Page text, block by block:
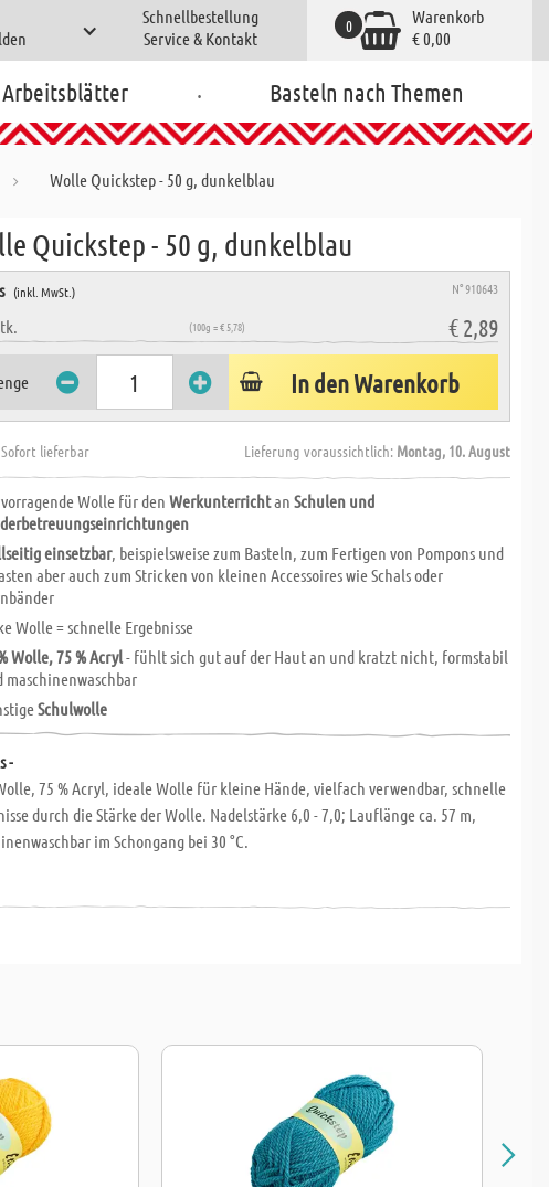
Schnellbestellung
Service & Kontakt
Warenkorb
€ 0,00
0
Arbeitsblätter . Basteln nach Themen
Wolle Quickstep - 50 g, dunkelblau
Quickstep - 50 g, dunkelblau
(inkl. MwSt.) N° 910643
(100g = € 5,78) € 2,89
In den Warenkorb
Sofort lieferbar Lieferung voraussichtlich: Montag, 10. August
Wolle für denWerkunterrichtanSchulen und
einsetzbar, beispielsweise zum Basteln, zum Fertigen von Pompons und
aber auch zum Stricken von kleinen Accessoires wie Schals oder
Wolle = schnelle Ergebnisse
Wolle, 75 % Acryl- fühlt sich gut auf der Haut an und kratzt nicht, formstabil
maschinenwaschbar
Schulwolle
-
75 % Acryl, ideale Wolle für kleine Hände, vielfach verwendbar, schnelle
durch die Stärke der Wolle. Nadelstärke 6,0 - 7,0; Lauflänge ca. 57 m,
im Schongang bei 30 °C.